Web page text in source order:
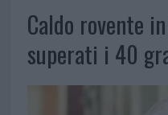
Caldo rovente
superati i 40